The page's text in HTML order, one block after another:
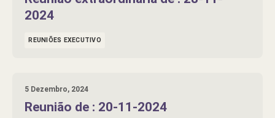
2024
REUNIÕES EXECUTIVO
5 Dezembro, 2024
Reunião de : 20-11-2024